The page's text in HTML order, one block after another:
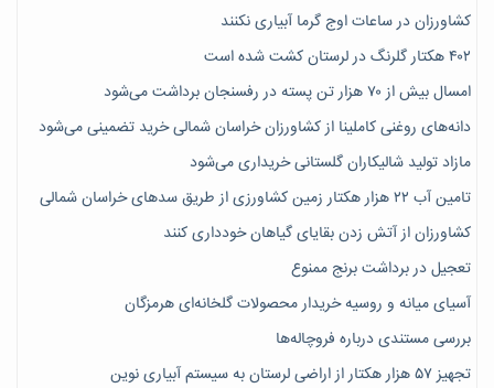
کشاورزان در ساعات اوج گرما آبیاری نکنند
۴۰۲ هکتار گلرنگ در لرستان کشت شده است
امسال بیش از ۷۰ هزار تن پسته در رفسنجان برداشت می‌شود
دانه‌های روغنی کاملینا از کشاورزان خراسان شمالی خرید تضمینی می‌شود
مازاد تولید شالیکاران گلستانی خریداری می‌شود
تامین آب ۲۲ هزار هکتار زمین کشاورزی از طریق سدهای خراسان شمالی
کشاورزان از آتش زدن بقایای گیاهان خودداری کنند
تعجیل در برداشت برنج ممنوع
آسیای میانه و روسیه خریدار محصولات گلخانه‌ای هرمزگان
بررسی مستندی درباره فروچاله‌ها
تجهیز ۵۷ هزار هکتار از اراضی لرستان به سیستم آبیاری نوین